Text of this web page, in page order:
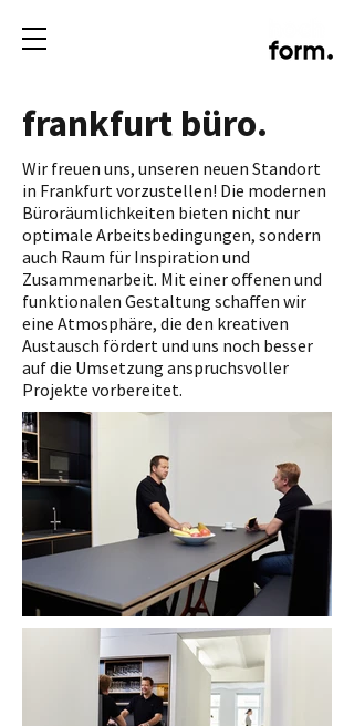
frankfurt büro.
Wir freuen uns, unseren neuen Standort
in Frankfurt vorzustellen! Die modernen
Büroräumlichkeiten bieten nicht nur
optimale Arbeitsbedingungen, sondern
auch Raum für Inspiration und
Zusammenarbeit. Mit einer offenen und
funktionalen Gestaltung schaffen wir
eine Atmosphäre, die den kreativen
Austausch fördert und uns noch besser
auf die Umsetzung anspruchsvoller
Projekte vorbereitet.